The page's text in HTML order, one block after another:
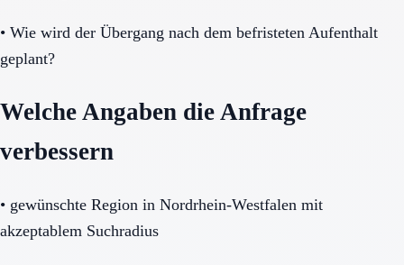
• Wie wird der Übergang nach dem befristeten Aufenthalt
geplant?
Welche Angaben die Anfrage
verbessern
• gewünschte Region in Nordrhein-Westfalen mit
akzeptablem Suchradius